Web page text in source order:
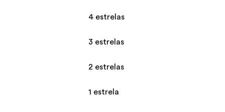
4 estrelas
3 estrelas
2 estrelas
1 estrela